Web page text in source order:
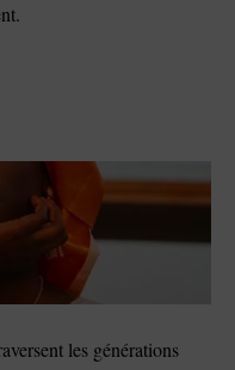
les générations